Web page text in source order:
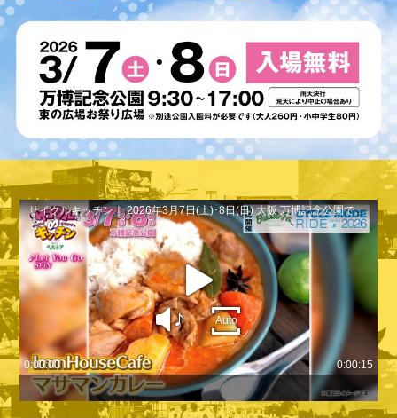
サイクルキッチン｜ 2026年3月7日(土)･8日(日) 大阪 万博記念公園で開催！
play
sound
Auto
0:00:00 0:00:15